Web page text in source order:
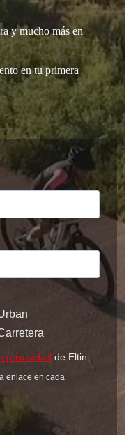
y mucho más en
en tu primera
privacidad de Eltin
enlace en cada